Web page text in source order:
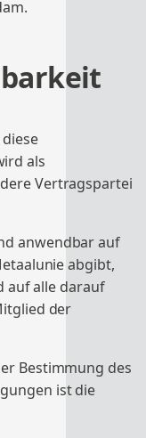
als
Vertragspartei
anwendbar auf
abgibt,
auf alle darauf
der
Bestimmung des
ist die